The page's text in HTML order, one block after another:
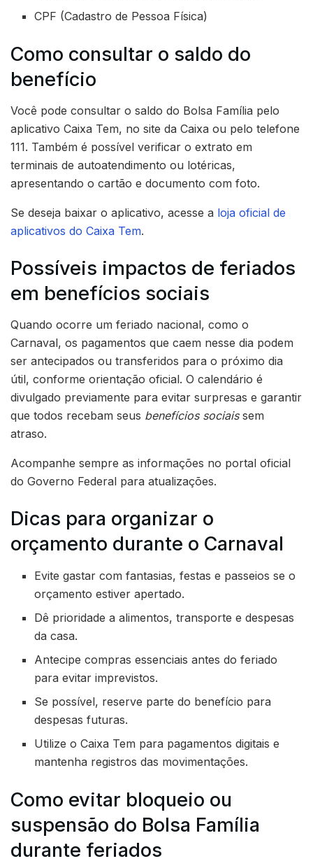
CPF (Cadastro de Pessoa Física)
Como consultar o saldo do
benefício
Você pode consultar o saldo do Bolsa Família pelo
aplicativo Caixa Tem, no site da Caixa ou pelo telefone
111. Também é possível verificar o extrato em
terminais de autoatendimento ou lotéricas,
apresentando o cartão e documento com foto.
Se deseja baixar o aplicativo, acesse a loja oficial de
aplicativos do Caixa Tem.
Possíveis impactos de feriados
em benefícios sociais
Quando ocorre um feriado nacional, como o
Carnaval, os pagamentos que caem nesse dia podem
ser antecipados ou transferidos para o próximo dia
útil, conforme orientação oficial. O calendário é
divulgado previamente para evitar surpresas e garantir
que todos recebam seus benefícios sociaissem
atraso.
Acompanhe sempre as informações no portal oficial
do Governo Federal para atualizações.
Dicas para organizar o
orçamento durante o Carnaval
Evite gastar com fantasias, festas e passeios se o
orçamento estiver apertado.
Dê prioridade a alimentos, transporte e despesas
da casa.
Antecipe compras essenciais antes do feriado
para evitar imprevistos.
Se possível, reserve parte do benefício para
despesas futuras.
Utilize o Caixa Tem para pagamentos digitais e
mantenha registros das movimentações.
Como evitar bloqueio ou
suspensão do Bolsa Família
durante feriados